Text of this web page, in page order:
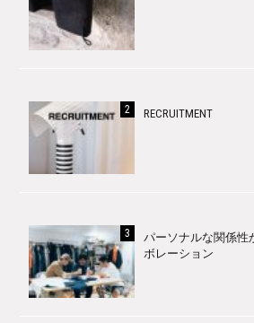
RECRUITMENT
パーソナルな関係性
ボレーション